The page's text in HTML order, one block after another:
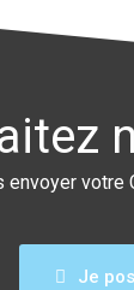
envoyer votre
Je